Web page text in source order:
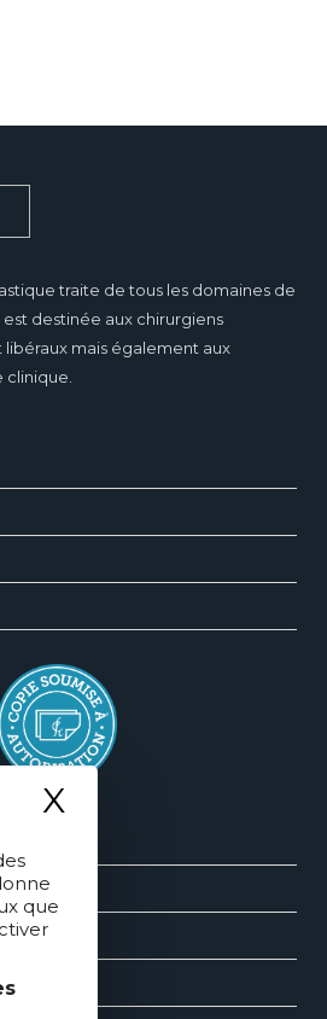
que
X
traite de tous les domaines de
destinée aux chirurgiens
mais également aux
clinique.